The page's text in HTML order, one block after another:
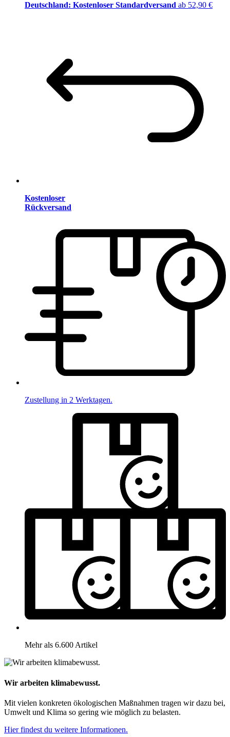
Deutschland: Kostenloser Standardversand ab 52,90 €
Kostenloser
Rückversand
Zustellung in 2 Werktagen.
Mehr als 6.600 Artikel
Wir arbeiten klimabewusst.
Mit vielen konkreten ökologischen Maßnahmen tragen wir dazu bei,
Umwelt und Klima so gering wie möglich zu belasten.
Hier findest du weitere Informationen.